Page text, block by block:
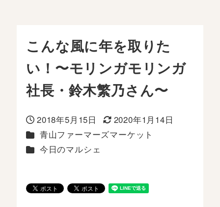
こんな風に年を取りた
い！〜モリンガモリンガ
社長・鈴木繁乃さん〜
投稿日
2018年5月15日
更新日
2020年1月14日
カテゴリー
青山ファーマーズマーケット
カテゴリー
今日のマルシェ